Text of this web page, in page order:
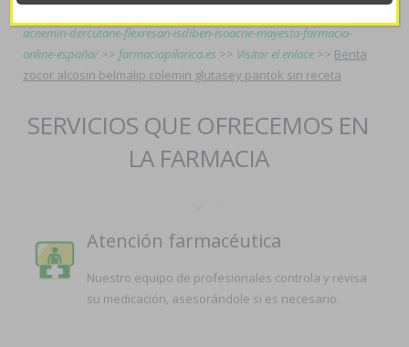
acnemin-dercutane-flexresan-isdiben-isoacne-mayesta-farmacia-
online-españa/>> farmaciapilarica.es >> Visitar el enlace >> Benta
zocor alcosin belmalip colemin glutasey pantok sin receta
SERVICIOS QUE OFRECEMOS EN
LA FARMACIA
Atención farmacéutica
Nuestro equipo de profesionales controla y revisa
su medicación, asesorándole si es necesario.